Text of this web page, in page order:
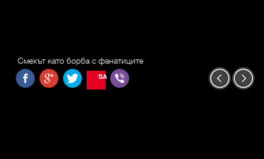
Смехът като борба с фанатиците
SAVE